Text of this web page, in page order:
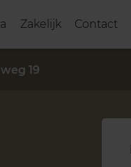
Zakelijk Contact
19